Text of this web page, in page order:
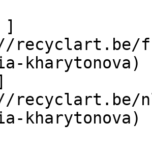
recyclart.be/
kharytonova)
recyclart.be/
kharytonova)